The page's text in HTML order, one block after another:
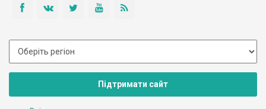
Підтримати сайт